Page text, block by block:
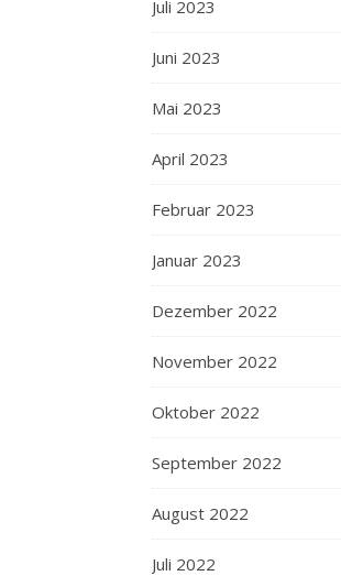
Juli 2023
Juni 2023
Mai 2023
April 2023
Februar 2023
Januar 2023
Dezember 2022
November 2022
Oktober 2022
September 2022
August 2022
Juli 2022